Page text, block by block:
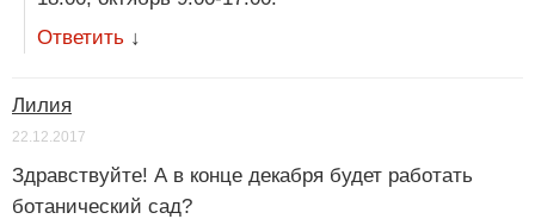
Ответить ↓
Лилия
22.12.2017
Здравствуйте! А в конце декабря будет работать
ботанический сад?